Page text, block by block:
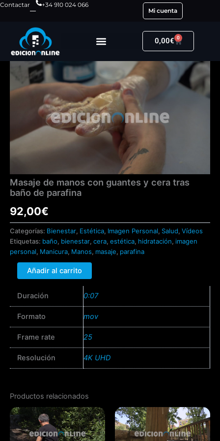
Ir
contenido
Contactar
+34 910 024 066
Mi cuenta
0,00€ 0
Carrito
Masaje de manos con guantes y cera tras
baño de parafina
92,00€
Categorías: Bienestar, Estética, Imagen Personal, Salud, Vídeos
Etiquetas: baño, bienestar, cera, estética, hidratación, imagen
personal, Manicura, Manos, masaje, parafina
Masaje
de
manos
con
tras
baño
cantidad
Añadir al carrito
Duración 0:07
Formato mov
Frame rate 25
Resolución 4K UHD
Productos relacionados